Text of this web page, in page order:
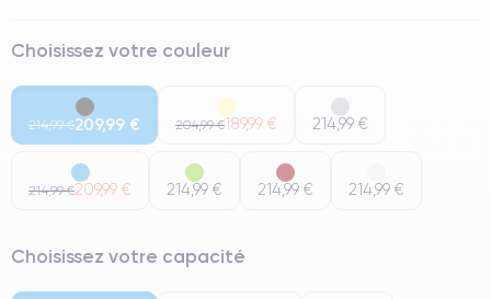
Choisissez votre couleur
214,99 €209,99 € 204,99 €189,99 € 214,99 €
214,99 €209,99 € 214,99 € 214,99 € 214,99 €
Choisissez votre capacité